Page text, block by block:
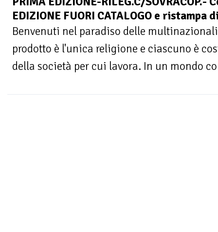
EDIZIONE FUORI CATALOGO e
Benvenuti nel paradiso delle
prodotto è l'unica religione e ciascuno è
della società per cui lavora. In un mondo